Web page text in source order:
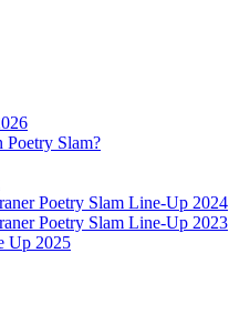
Poetry Slam?
Poetry Slam Line-Up 2024
Poetry Slam Line-Up 2023
Up 2025